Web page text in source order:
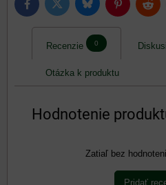
FacebookTwitter BlueskyPinterest
Recenzie 0
Otázka k produktu
Hodnotenie
Zatiaľ bez
Pridať